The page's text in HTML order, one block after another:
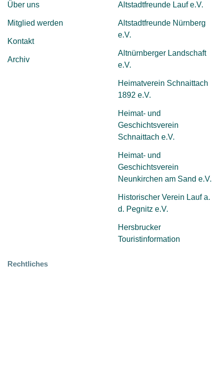
Über uns
Mitglied werden
Kontakt
Archiv
Altstadtfreunde Lauf e.V.
Altstadtfreunde Nürnberg
e.V.
Altnürnberger Landschaft
e.V.
Heimatverein Schnaittach
1892 e.V.
Heimat- und
Geschichtsverein
Schnaittach e.V.
Heimat- und
Geschichtsverein
Neunkirchen am Sand e.V.
Historischer Verein Lauf a.
d. Pegnitz e.V.
Hersbrucker
Touristinformation
Rechtliches